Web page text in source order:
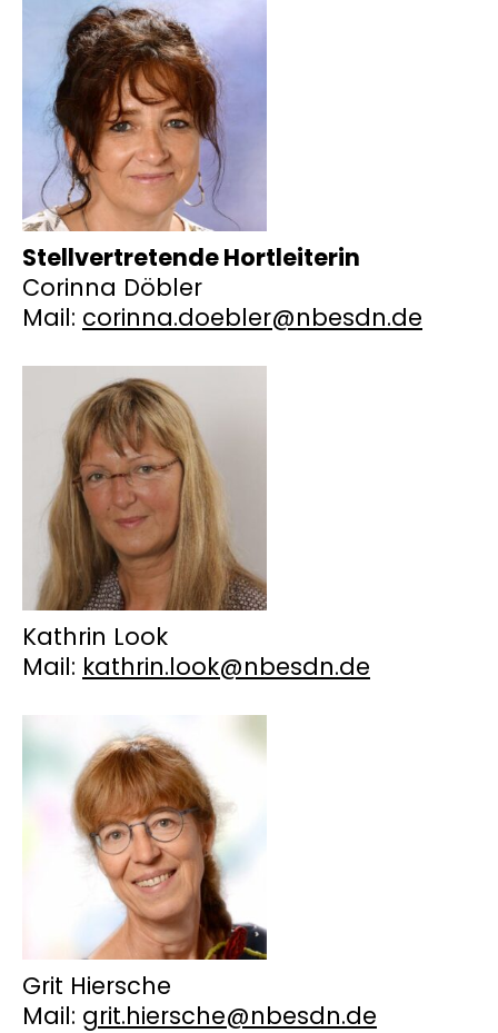
Stellvertretende Hortleiterin
Corinna Döbler
Mail: corinna.doebler@nbesdn.de
Kathrin Look
Mail: kathrin.look@nbesdn.de
Grit Hiersche
Mail: grit.hiersche@nbesdn.de